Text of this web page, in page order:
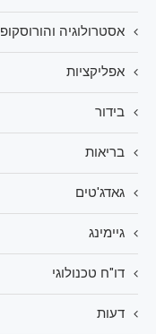
אסטרולוגיה והורוסקופ
אפליקציות
בידור
בריאות
גאדג'טים
גיימינג
דו"ח טכנולוגי
דעות